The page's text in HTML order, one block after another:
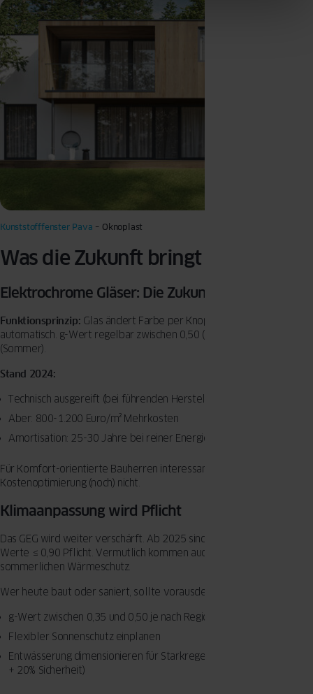
Kunststofffenster Pava – Oknoplast
Was die Zukunft bringt
Elektrochrome Gläser: Die Zukunft?
Funktionsprinzip: Glas ändert Farbe per Knopfdruck oder
automatisch. g-Wert regelbar zwischen 0,50 (Winter) und 0,15
(Sommer).
Stand 2024:
Technisch ausgereift (bei führenden Herstellern verfügbar)
Aber: 800-1.200 Euro/m² Mehrkosten
Amortisation: 25-30 Jahre bei reiner Energiebetrachtung
Für Komfort-orientierte Bauherren interessant. Für
Kostenoptimierung (noch) nicht.
Klimaanpassung wird Pflicht
Das GEG wird weiter verschärft. Ab 2025 sind für Förderung Uw-
Werte ≤ 0,90 Pflicht. Vermutlich kommen auch Anforderungen an
sommerlichen Wärmeschutz.
Wer heute baut oder saniert, sollte vorausdenken:
g-Wert zwischen 0,35 und 0,50 je nach Region
Flexibler Sonnenschutz einplanen
Entwässerung dimensionieren für Starkregen (100-Jahres-Ereignis
+ 20% Sicherheit)